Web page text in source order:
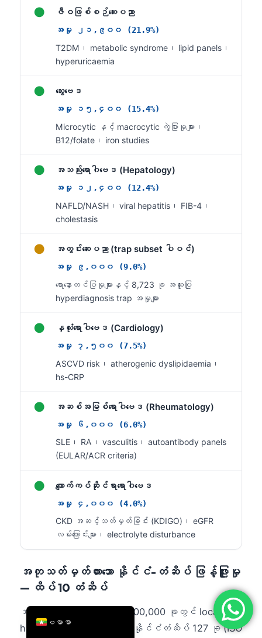
● ဇီဝဖြစ်စဉ်ဆေးပညာ
အမှု ၂၁,၉၀၀ (21.9%)
T2DM၊ metabolic syndrome၊ lipid panels၊
hyperuricaemia
● သွေးဗေဒ
အမှု ၁၅,၄၀၀ (15.4%)
Microcytic နှင့် macrocytic ကွဲပြားမှုများ၊
B12/folate၊ iron studies
● အသည်းရောဂါဗေဒ (Hepatology)
အမှု ၁၂,၄၀၀ (12.4%)
NAFLD/NASH၊ viral hepatitis၊ FIB-4၊
cholestasis
● အတွင်းဆေးပညာ (trap subset ပါဝင်)
အမှု ၉,၀၀၀ (9.0%)
ရောနှောတင်ပြမှုများနှင့် 8,723 ခု အထူးပြု
hyperdiagnosis trap အမှုများ
● နှလုံးရောဂါဗေဒ (Cardiology)
အမှု ၇,၅၀၀ (7.5%)
ASCVD risk၊ atherogenic dyslipidaemia၊
hs-CRP
● အဆစ်အမြစ်ရောဂါဗေဒ (Rheumatology)
အမှု ၆,၀၀၀ (6.0%)
SLE၊ RA၊ vasculitis၊ autoantibody panels
(EULAR/ACR criteria)
● ကျောက်ကပ်ဆိုင်ရာရောဂါဗေဒ
အမှု ၄,၀၀၀ (4.0%)
CKD အဆင့်သတ်မှတ်ခြင်း (KDIGO)၊ eGFR
လမ်းကြောင်းများ၊ electrolyte disturbance
အတုသတ်မှတ်ထားသော နိုင်ငံ-တံဆိပ် ဖြန့်ဖြူးမှု
— ထိပ် 10 တံဆိပ်
အတုသတ်မှတ်ထားသော ကိစ္စ 100,000 ခုတွင် locale
handling ကို စမ်းသပ်ရန် နိုင်ငံတံဆိပ် 127 ခု (ISO
ဗမာစာ
Deutsch
العربية
עִבְרִית
Italiano
Español
Ελληνικά
Türkçe
Română
Български
Dansk
हिन्दी
Հայերեն
Српски језик
Eesti
Русский
Lietuvių kalba